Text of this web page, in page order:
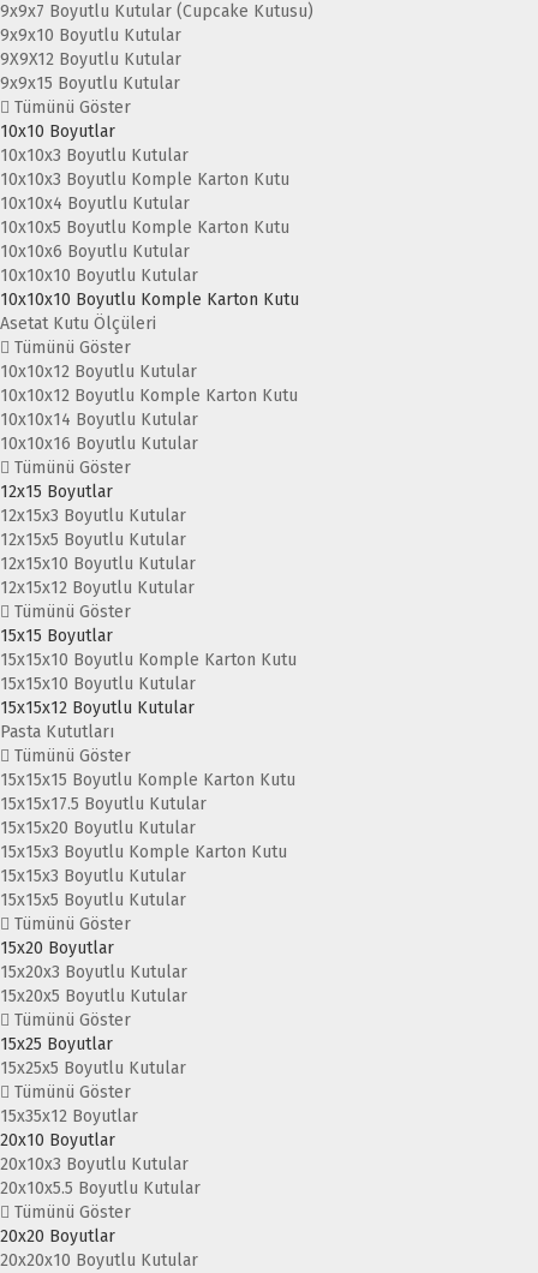
9x9x7 Boyutlu Kutular (Cupcake Kutusu)
9x9x10 Boyutlu Kutular
9X9X12 Boyutlu Kutular
9x9x15 Boyutlu Kutular
Tümünü Göster
10x10 Boyutlar
10x10x3 Boyutlu Kutular
10x10x3 Boyutlu Komple Karton Kutu
10x10x4 Boyutlu Kutular
10x10x5 Boyutlu Komple Karton Kutu
10x10x6 Boyutlu Kutular
10x10x10 Boyutlu Kutular
10x10x10 Boyutlu Komple Karton Kutu
Asetat Kutu Ölçüleri
Tümünü Göster
10x10x12 Boyutlu Kutular
10x10x12 Boyutlu Komple Karton Kutu
10x10x14 Boyutlu Kutular
10x10x16 Boyutlu Kutular
Tümünü Göster
12x15 Boyutlar
12x15x3 Boyutlu Kutular
12x15x5 Boyutlu Kutular
12x15x10 Boyutlu Kutular
12x15x12 Boyutlu Kutular
Tümünü Göster
15x15 Boyutlar
15x15x10 Boyutlu Komple Karton Kutu
15x15x10 Boyutlu Kutular
15x15x12 Boyutlu Kutular
Pasta Kututları
Tümünü Göster
15x15x15 Boyutlu Komple Karton Kutu
15x15x17.5 Boyutlu Kutular
15x15x20 Boyutlu Kutular
15x15x3 Boyutlu Komple Karton Kutu
15x15x3 Boyutlu Kutular
15x15x5 Boyutlu Kutular
Tümünü Göster
15x20 Boyutlar
15x20x3 Boyutlu Kutular
15x20x5 Boyutlu Kutular
Tümünü Göster
15x25 Boyutlar
15x25x5 Boyutlu Kutular
Tümünü Göster
15x35x12 Boyutlar
20x10 Boyutlar
20x10x3 Boyutlu Kutular
20x10x5.5 Boyutlu Kutular
Tümünü Göster
20x20 Boyutlar
20x20x10 Boyutlu Kutular